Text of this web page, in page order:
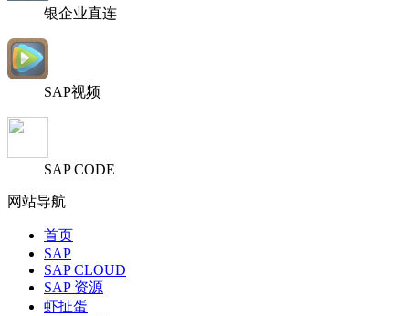
银企业直连
SAP视频
SAP CODE
网站导航
首页
SAP
SAP CLOUD
SAP 资源
虾扯蛋